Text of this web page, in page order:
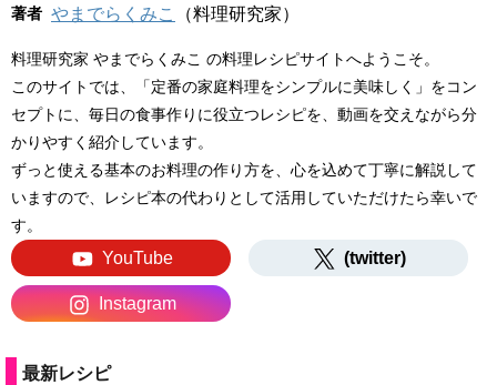
著者 やまでらくみこ （料理研究家）
料理研究家 やまでらくみこ の料理レシピサイトへようこそ。
このサイトでは、「定番の家庭料理をシンプルに美味しく」をコン
セプトに、毎日の食事作りに役立つレシピを、動画を交えながら分
かりやすく紹介しています。
ずっと使える基本のお料理の作り方を、心を込めて丁寧に解説して
いますので、レシピ本の代わりとして活用していただけたら幸いで
す。
YouTube (twitter)
Instagram
最新レシピ